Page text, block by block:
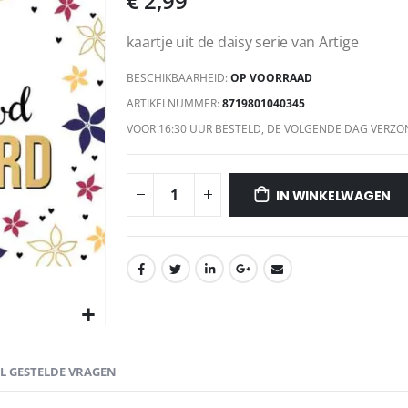
kaartje uit de daisy serie van Artige
BESCHIKBAARHEID: OP VOORRAAD
ARTIKELNUMMER 8719801040345
VOOR 16:30 UUR BESTELD, DE VOLGENDE DAG
IN WINKELWAGEN
GESTELDE VRAGEN